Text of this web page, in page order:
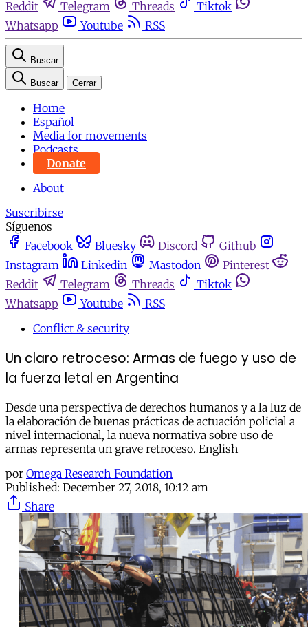
Reddit
Telegram Threads
Tiktok
Whatsapp
Youtube RSS
Buscar
Buscar Cerrar
Home
Español
Media for movements
Podcasts
Donate
About
Suscribirse
Síguenos
Facebook
Bluesky Discord
Github
Instagram
Linkedin Mastodon
Pinterest
Reddit
Telegram Threads
Tiktok
Whatsapp
Youtube
RSS
Conflict & security
Un claro retroceso: Armas de fuego y uso de
la fuerza letal en Argentina
Desde una perspectiva de derechos humanos y a la luz de
la elaboración de buenas prácticas de actuación policial a
nivel internacional, la nueva normativa sobre uso de
armas representa un grave retroceso. English
por Omega Research Foundation
Published: December 27, 2018, 10:12 am
Share